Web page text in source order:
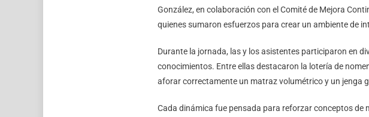
González, en colaboración con el Comité de Mejora
quienes sumaron esfuerzos para crear un ambiente de
Durante la jornada, las y los asistentes participaron en
conocimientos. Entre ellas destacaron la lotería de
aforar correctamente un matraz volumétrico y un jenga
Cada dinámica fue pensada para reforzar conceptos de